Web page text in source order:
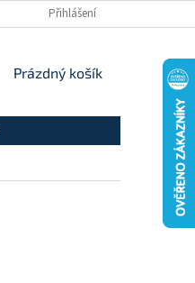
Přihlášení
NÁKUPNÍ
Prázdný košík